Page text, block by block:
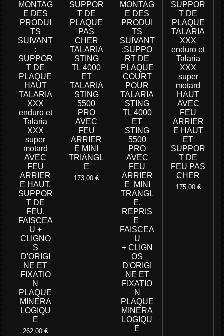
MONTAG
E DES
PRODUI
TS
SUIVANT
:
SUPPOR
T DE
PLAQUE
HAUT
TALARIA
XXX
enduro et
Talaria
XXX
super
motard
AVEC
FEU
ARRIER
E HAUT,
SUPPOR
T DE
FEU,
FAISCEA
U +
CLIGNO
S
D'ORIGI
NE ET
FIXATIO
N
PLAQUE
MINERA
LOGIQU
E
262,00 €
SUPPOR
T DE
PLAQUE
PAS
CHER
TALARIA
STING
TL 4000
ET
TALARIA
STING
5500
PRO
AVEC
FEU
ARRIER
E MINI
TRIANGL
E
173,00 €
MONTAG
E DES
PRODUI
TS
SUIVANT
:SUPPO
RT DE
PLAQUE
COURT
POUR
TALARIA
STING
TL 4000
ET
STING
5500
PRO
AVEC
FEU
ARRIER
E MINI
TRANGL
E,
REPRIS
E
FAISCEA
U
+ CLIGN
OS
D'ORIGI
NE ET
FIXATIO
N
PLAQUE
MINERA
LOGIQU
E
SUPPOR
T DE
PLAQUE
TALARIA
XXX
enduro et
Talaria
XXX
super
motard
HAUT
AVEC
FEU
ARRIER
E HAUT
ET
SUPPOR
T DE
FEU PAS
CHER
175,00 €